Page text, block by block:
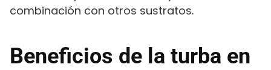
combinación con otros sustratos.
Beneficios de la turba en